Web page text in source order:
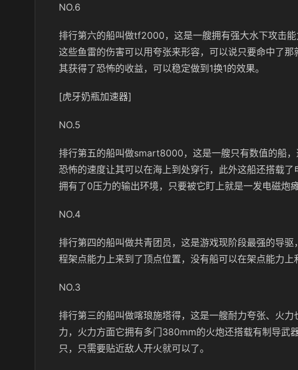
NO.6
排行第六的船叫做tf2000，这是一艘拥有强大水下攻击能
这些鱼雷的伤害可以用夸张来形容，可以说只要命中了
其获得了恐怖的收益，可以稳定做到1换1的效果。
[虎牙奶瓶加速器]
NO.5
排行第五的船叫做smart8000，这是一艘只有数值的船
恐怖的速度让其可以在海上到处穿行，此外这船还搭载
拥有了0压力的输出环境，只要被它盯上就是一发电磁炮
NO.4
排行第四的船叫做共青团员，这是游戏现阶段最强的导
程架点能力上来到了顶点位置，没有船可以在架点能力上
NO.3
排行第三的船叫做喀琅施塔得，这是一艘耐力夸张、火
力，火力方面它拥有多门380mm的火炮还搭载有制导武
只，只需要贴近敌人开火就可以了。